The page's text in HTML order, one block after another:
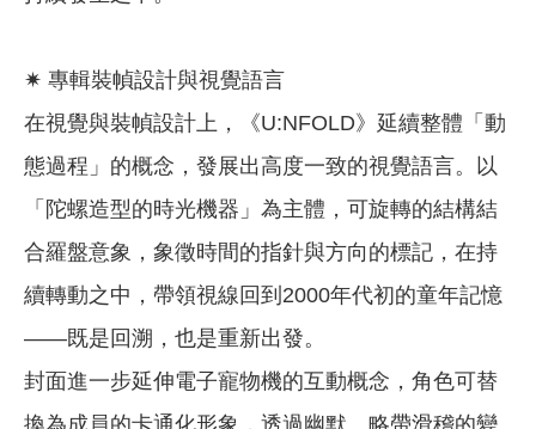
✷ 專輯裝幀設計與視覺語言
在視覺與裝幀設計上，《U:NFOLD》延續整體「動
態過程」的概念，發展出高度一致的視覺語言。以
「陀螺造型的時光機器」為主體，可旋轉的結構結
合羅盤意象，象徵時間的指針與方向的標記，在持
續轉動之中，帶領視線回到2000年代初的童年記憶
——既是回溯，也是重新出發。
封面進一步延伸電子寵物機的互動概念，角色可替
換為成員的卡通化形象，透過幽默、略帶滑稽的變